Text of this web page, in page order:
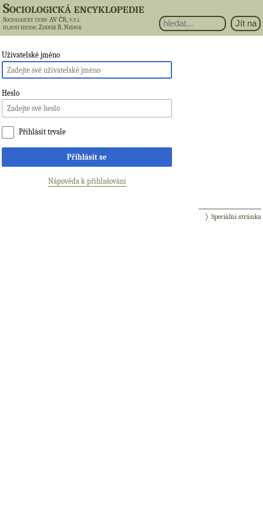
Sociologická encyklopedie
Sociologický ústav AV ČR, v.v.i.
hlavní editor: Zdeněk R. Nešpor
Uživatelské jméno
Heslo
Přihlásit trvale
Přihlásit se
Nápověda k přihlašování
Speciální stránka